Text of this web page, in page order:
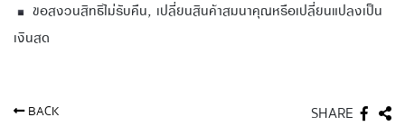
ขอสงวนสิทธิ์ไม่รับคืน, เปลี่ยนสินค้าสมนาคุณหรือเปลี่ยนแปลงเป็น
เงินสด
BACK SHARE